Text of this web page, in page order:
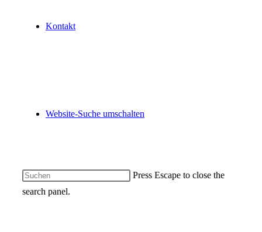
Kontakt
Website-Suche umschalten
Press Escape to close the
search panel.